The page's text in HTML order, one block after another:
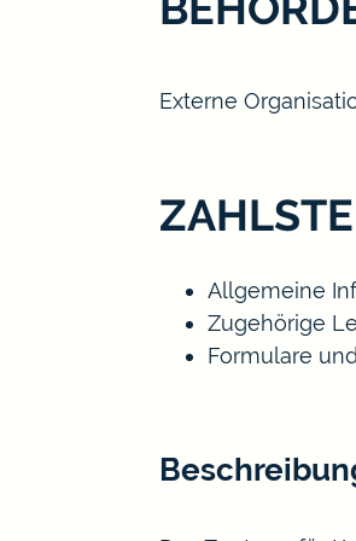
Externe
Allgemeine
Zugehörige
Formulare